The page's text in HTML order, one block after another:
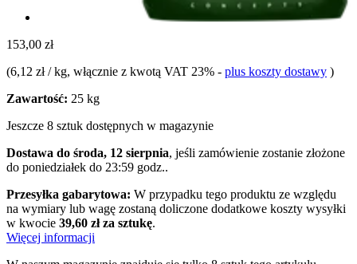
153,00 zł
(6,12 zł / kg, włącznie z kwotą VAT 23% - plus koszty dostawy )
Zawartość: 25 kg
Jeszcze 8 sztuk dostępnych w magazynie
Dostawa do środa, 12 sierpnia, jeśli zamówienie zostanie złożone
do poniedziałek do 23:59 godz..
Przesyłka gabarytowa: W przypadku tego produktu ze względu
na wymiary lub wagę zostaną doliczone dodatkowe koszty wysyłki
w kwocie 39,60 zł za sztukę.
Więcej informacji